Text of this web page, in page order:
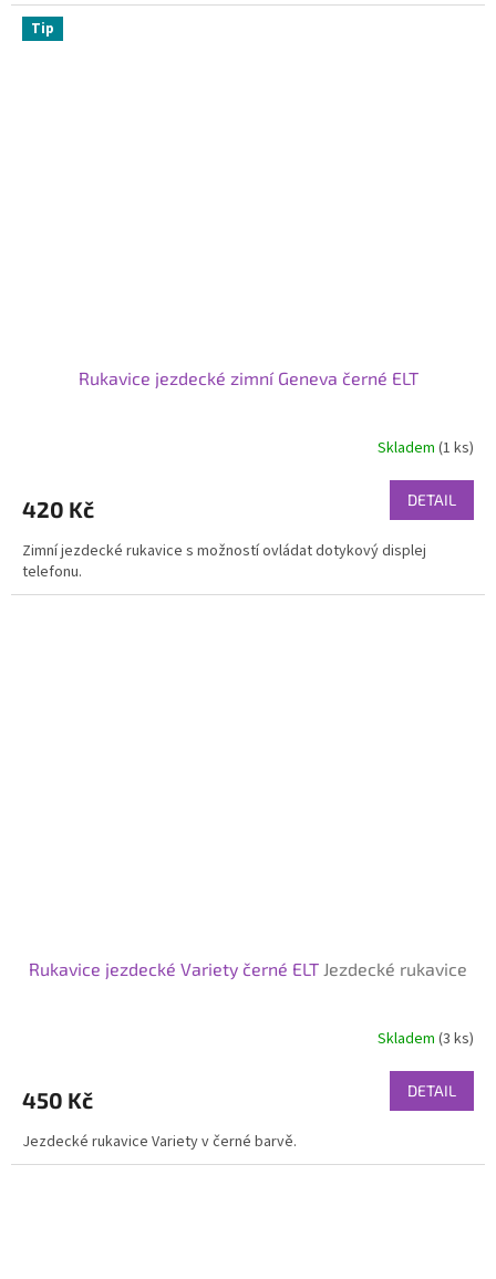
Tip
Rukavice jezdecké zimní Geneva černé ELT
Skladem (1 ks)
420 Kč DETAIL
Zimní jezdecké rukavice s možností ovládat dotykový displej
telefonu.
Rukavice jezdecké Variety černé ELT Jezdecké rukavice
Skladem (3 ks)
450 Kč DETAIL
Jezdecké rukavice Variety v černé barvě.